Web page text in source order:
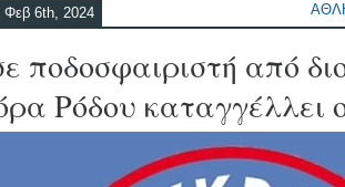
Φεβ 6th, 2024
ποδοσφαιριστή από
Ρόδου καταγγέλλει